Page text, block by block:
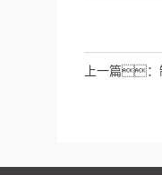
上一篇：